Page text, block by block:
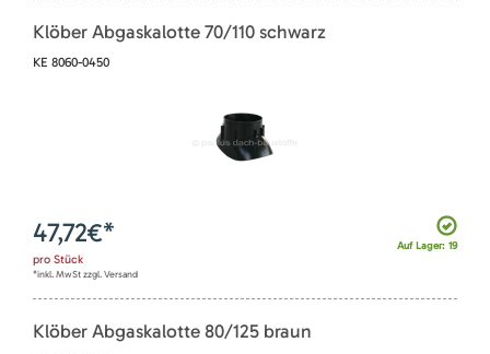
Klöber Abgaskalotte 70/110 schwarz
KE 8060-0450
Auf Lager: 19
47,72€*
pro Stück
*inkl. MwSt zzgl. Versand
Klöber Abgaskalotte 80/125 braun